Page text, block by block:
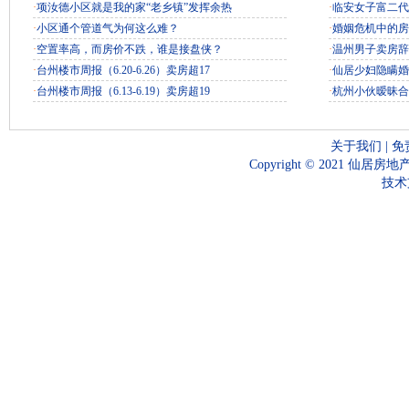
·项汝德小区就是我的家“老乡镇”发挥余热
·小区通个管道气为何这么难？
·空置率高，而房价不跌，谁是接盘侠？
·台州楼市周报（6.20-6.26）卖房超17
·台州楼市周报（6.13-6.19）卖房超19
·临安女子富二
·婚姻危机中的
·温州男子卖房
·仙居少妇隐瞒
·杭州小伙暧昧
关于我们
免
Copyright © 2021 仙居房地
技